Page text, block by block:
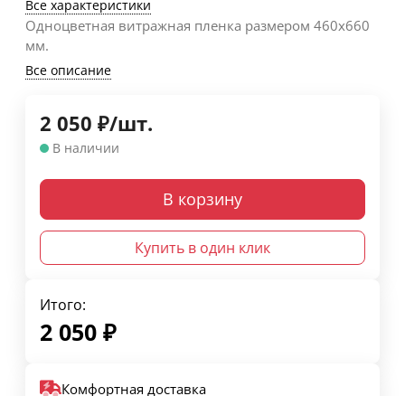
Все характеристики
Одноцветная витражная пленка размером 460х660
мм.
Все описание
2 050 ₽/шт.
В наличии
В корзину
Купить в один клик
Итого:
2 050 ₽
Комфортная доставка